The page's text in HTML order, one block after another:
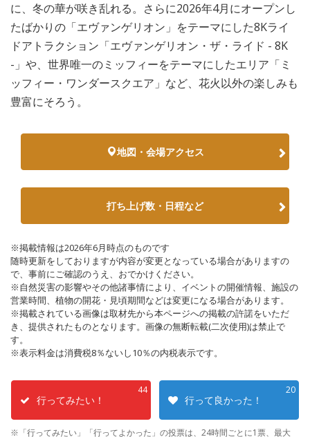
に、冬の華が咲き乱れる。さらに2026年4月にオープンし
たばかりの「エヴァンゲリオン」をテーマにした8Kライ
ドアトラクション「エヴァンゲリオン・ザ・ライド - 8K
-」や、世界唯一のミッフィーをテーマにしたエリア「ミ
ッフィー・ワンダースクエア」など、花火以外の楽しみも
豊富にそろう。
地図・会場アクセス
打ち上げ数・日程など
※掲載情報は2026年6月時点のものです
随時更新をしておりますが内容が変更となっている場合がありますの
で、事前にご確認のうえ、おでかけください。
※自然災害の影響やその他諸事情により、イベントの開催情報、施設の
営業時間、植物の開花・見頃期間などは変更になる場合があります。
※掲載されている画像は取材先から本ページへの掲載の許諾をいただ
き、提供されたものとなります。画像の無断転載(二次使用)は禁止で
す。
※表示料金は消費税8％ないし10％の内税表示です。
44
行ってみたい！
20
行って良かった！
※「行ってみたい」「行ってよかった」の投票は、24時間ごとに1票、最大